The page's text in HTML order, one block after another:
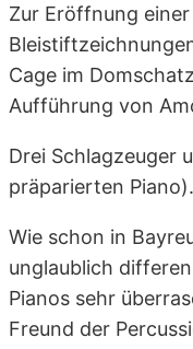
Zur Eröffnung
Cage im
Aufführung von
Drei Schlagzeuger
präparierten Piano).
Wie schon in
unglaublich
Pianos sehr
Freund der